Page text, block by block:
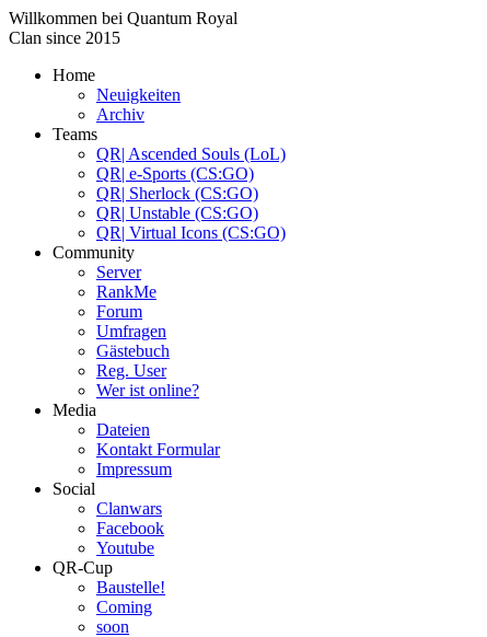
Willkommen bei Quantum Royal
Clan since 2015
Home
Neuigkeiten
Archiv
Teams
QR| Ascended Souls (LoL)
QR| e-Sports (CS:GO)
QR| Sherlock (CS:GO)
QR| Unstable (CS:GO)
QR| Virtual Icons (CS:GO)
Community
Server
RankMe
Forum
Umfragen
Gästebuch
Reg. User
Wer ist online?
Media
Dateien
Kontakt Formular
Impressum
Social
Clanwars
Facebook
Youtube
QR-Cup
Baustelle!
Coming
soon